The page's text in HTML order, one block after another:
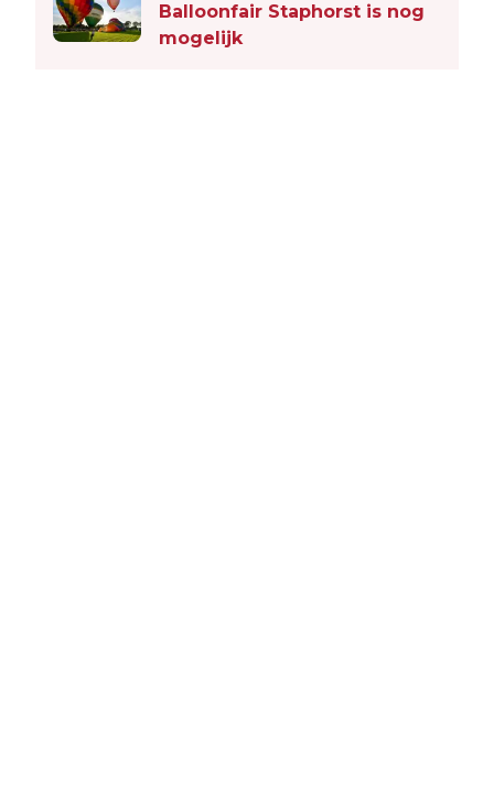
Balloonfair Staphorst is nog
mogelijk